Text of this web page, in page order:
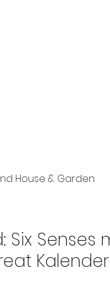
Tourismus, Hotel,
sowie Social Media.
House & Garden
PR
Six
Kalender